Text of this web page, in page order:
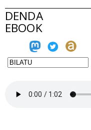
DENDA
EBOOK